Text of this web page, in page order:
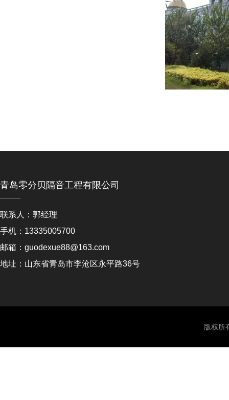
青岛零分贝隔音工程有限公司
联系人：郭经理
手机：13335005700
邮箱：guodexue88@163.com
地址：山东省青岛市李沧区永平路36号
版权所